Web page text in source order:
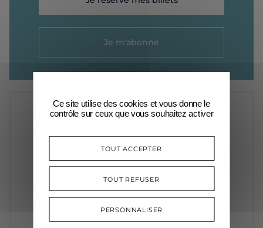
Je m'abonne
PARKING
Pour les événements en journée, le
forfait spectacle « Festival Printemps
des Arts » de 6€* s’applique.
Ce site utilise des cookies et vous donne le
contrôle sur ceux que vous souhaitez activer
TOUT ACCEPTER
TOUT REFUSER
PERSONNALISER